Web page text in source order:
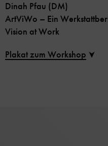
Dinah Pfau (DM)
ArtViWo – Ein
Vision at Work
Plakat zum Workshop